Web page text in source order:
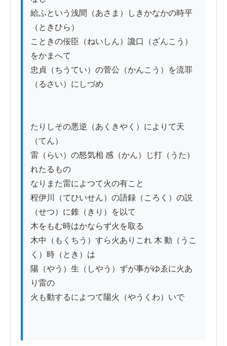
給ふという浅間（あさま）しきかなかの時平
（ときひら）
こときの佞臣（ねいしん）讒口（ざんこう）
をかまへて
忠貞（ちうてい）の菅公（かんこう）を流罪
（るさい）にしづめ
たりしその悪逆（あくきやく）によりて天
（てん）
雷（らい）の怒気相 感（かん）じ打（うた）
れたるもの
なりまた雷によつて火の有こと
程伊川（てひいせん）の語録（ころく）の説
（せつ）に錐（きり）を以て
木をもむ時はかならず火を取る
木中（もくちう）すら火ありこれ 木 動（うこ
く）時（とき）は
陽（やう）生（しやう）ずが事がゆゑに火あ
り雷の
火も動するによつて陽火（やうくわ）いで